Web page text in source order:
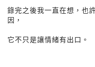
錄完之後我一直在想，也
因，
它不只是讓情緒有出口。